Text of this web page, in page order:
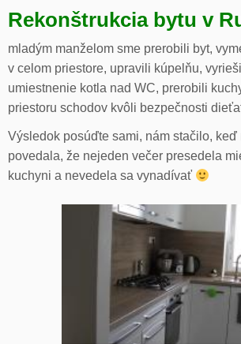
Rekonštrukcia bytu v
mladým manželom sme prerobili byt,
v celom priestore, upravili kúpelňu,
umiestnenie kotla nad WC, prerobili
priestoru schodov kvôli bezpečnosti
Výsledok posúďte sami, nám stačilo, keď
povedala, že nejeden večer presedela
kuchyni a nevedela sa vynadívať